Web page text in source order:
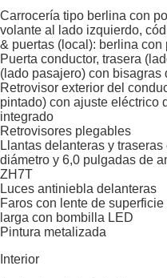
Carrocería tipo berlina con
volante al lado izquierdo,
& puertas (local): berlina con
Puerta conductor, trasera
(lado pasajero) con bisagras
Retrovisor exterior del
pintado) con ajuste eléctrico
integrado
Retrovisores plegables
Llantas delanteras y
diámetro y 6,0 pulgadas de
ZH7T
Luces antiniebla delanteras
Faros con lente de
larga con bombilla LED
Pintura metalizada
Interior